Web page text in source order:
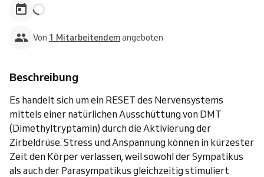
Von 1 Mitarbeitendemangeboten
Beschreibung
Es handelt sich um ein RESET des Nervensystems
mittels einer natürlichen Ausschüttung von DMT
(Dimethyltryptamin) durch die Aktivierung der
Zirbeldrüse. Stress und Anspannung können in kürzester
Zeit den Körper verlassen, weil sowohl der Sympatikus
als auch der Parasympatikus gleichzeitig stimuliert